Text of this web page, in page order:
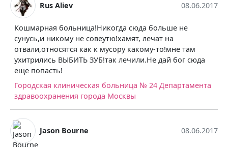
Rus Aliev 08.06.2017
Кошмарная больница!Никогда сюда больше не
сунусь,и никому не совеутю!хамят, лечат на
отвали,относятся как к мусору какому-то!мне там
ухитрились ВЫБИТЬ ЗУБ!так лечили.Не дай бог сюда
еще попасть!
Городская клиническая больница № 24 Департамента
здравоохранения города Москвы
Jason Bourne 08.06.2017